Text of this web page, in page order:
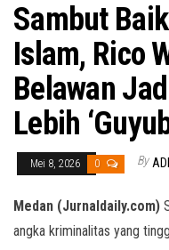
Sambut
Islam, Rico
Belawan
Lebih
Mei 8, 2026 0 By
Medan (Jurnaldaily.com)
angka kriminalitas yang